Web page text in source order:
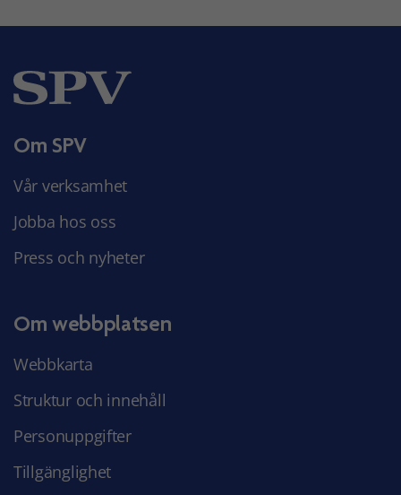
Om SPV
Vår verksamhet
Jobba hos oss
Press och nyheter
Om webbplatsen
Webbkarta
Struktur och innehåll
Personuppgifter
Tillgänglighet